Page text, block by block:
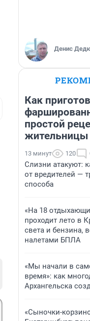
Денис
Как
простой
жительницы
13 минут 120
Слизни атакуют:
от вредителей —
способа
«На 18
проходит лето в
света и бензина,
налетами БПЛА
«Мы начали в
время»: как
Архангельска
«Сыночки-